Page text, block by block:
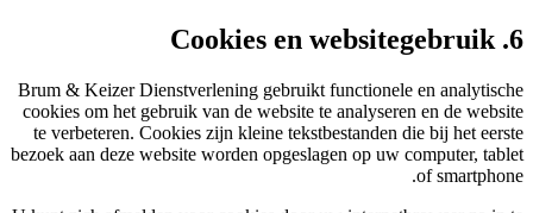
6. Cookies en websitegebruik
Brum & Keizer Dienstverlening gebruikt functionele en analytische
cookies om het gebruik van de website te analyseren en de website
te verbeteren. Cookies zijn kleine tekstbestanden die bij het eerste
bezoek aan deze website worden opgeslagen op uw computer, tablet
of smartphone.